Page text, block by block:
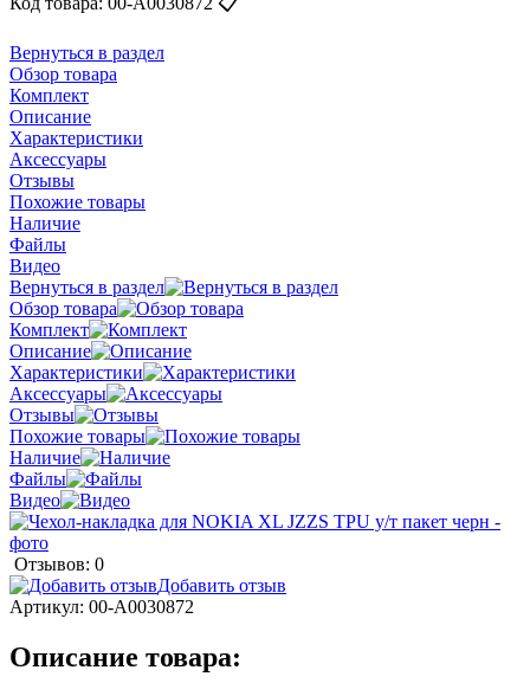
Вернуться в раздел
Обзор товара
Комплект
Описание
Характеристики
Аксессуары
Отзывы
Похожие товары
Наличие
Файлы
Видео
Вернуться в раздел
Обзор товара
Комплект
Описание
Характеристики
Аксессуары
Отзывы
Похожие товары
Наличие
Файлы
Видео
Отзывов: 0
Добавить отзыв
Артикул: 00-А0030872
Описание товара: